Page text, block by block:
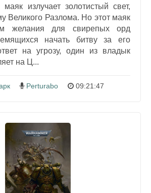
излучает золотистый свет,
Великого Разлома. Но этот маяк
желания для свирепых орд
начать битву за его
на угрозу, один из владык
на Ц...
Perturabo 09:21:47